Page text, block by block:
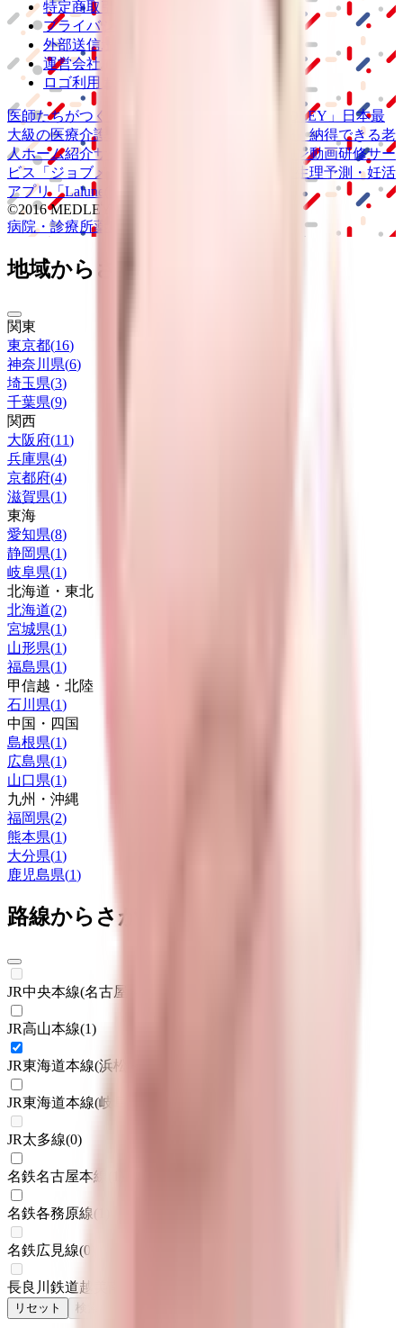
特定商取引法に基づく表記
プライバシーポリシー
外部送信ポリシー
運営会社
ロゴ利用ガイドライン
医師たちがつくる 「MEDLEY」
日本最
大級の医療介護求人サイト 「ジョブメドレー」納得できる老
人ホーム紹介サービス
オンライン動画研修サー
ビス
「ジョブメドレー
生理予測・妊活
アプリ「Lalune(ラルーン)」
©2016 MEDLEY, INC.
病院・診療所薬局
地域からさがす
関東
東京都(16)
神奈川県(6)
埼玉県(3)
千葉県(9)
関西
大阪府(11)
兵庫県(4)
京都府(4)
滋賀県(1)
東海
愛知県(8)
静岡県(1)
岐阜県(1)
北海道・東北
北海道(2)
宮城県(1)
山形県(1)
福島県(1)
甲信越・北陸
石川県(1)
中国・四国
島根県(1)
広島県(1)
山口県(1)
九州・沖縄
福岡県(2)
熊本県(1)
大分県(1)
鹿児島県(1)
路線からさがす
JR中央本線(名古屋～塩尻)
JR高山本線(1)
JR東海道本線(浜松～岐阜)
JR東海道本線(岐阜～美濃赤坂・米原)
JR太多線(0)
名鉄名古屋本線
名鉄各務原線(
名鉄広見線(0
長良川鉄道越美南線
リセット 検索